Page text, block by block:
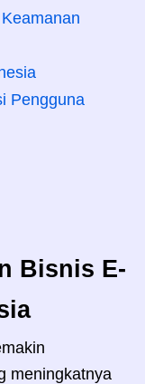
Pengguna
Bisnis E-
meningkatnya